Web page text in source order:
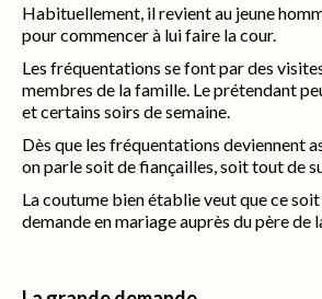
Habituellement, il revient au jeune
pour commencer à lui faire la cour.
Les fréquentations se font par des
membres de la famille. Le prétendant
et certains soirs de semaine.
Dès que les fréquentations deviennent
on parle soit de fiançailles, soit tout de
La coutume bien établie veut que ce
demande en mariage auprès du père de